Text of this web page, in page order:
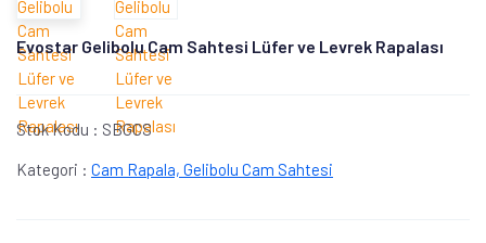
Evostar Gelibolu Cam Sahtesi Lüfer ve Levrek Rapalası
Stok Kodu : SBGCS
Kategori : Cam Rapala, Gelibolu Cam Sahtesi